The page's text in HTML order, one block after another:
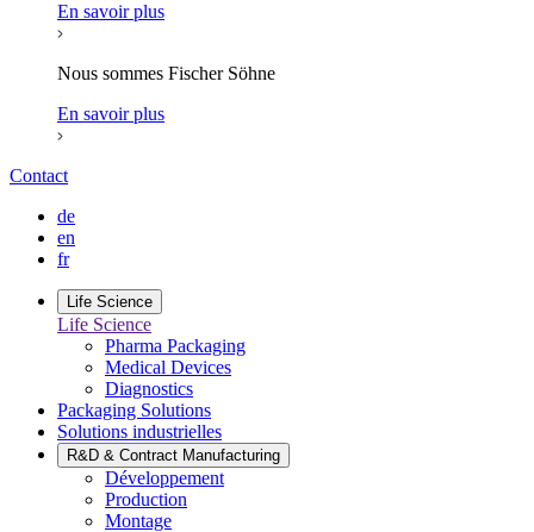
En savoir plus
Nous sommes Fischer Söhne
En savoir plus
Contact
de
en
fr
Life Science
Life Science
Pharma Packaging
Medical Devices
Diagnostics
Packaging Solutions
Solutions industrielles
R&D & Contract Manufacturing
Développement
Production
Montage